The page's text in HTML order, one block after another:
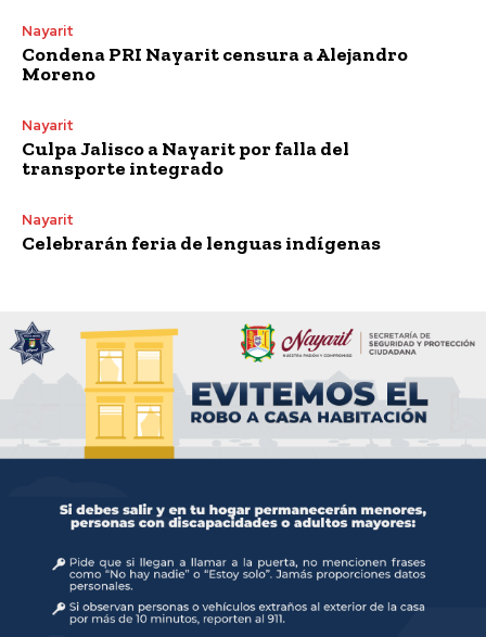
Nayarit
Condena PRI Nayarit censura a Alejandro
Moreno
Nayarit
Culpa Jalisco a Nayarit por falla del
transporte integrado
Nayarit
Celebrarán feria de lenguas indígenas